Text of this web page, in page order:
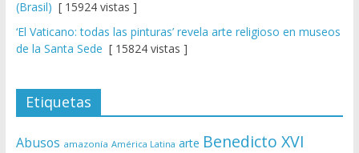
(Brasil) [ 15924 vistas ]
‘El Vaticano: todas las pinturas’ revela arte religioso en museos
de la Santa Sede [ 15824 vistas ]
Etiquetas
Abusos amazonía América Latina arte Benedicto XVI